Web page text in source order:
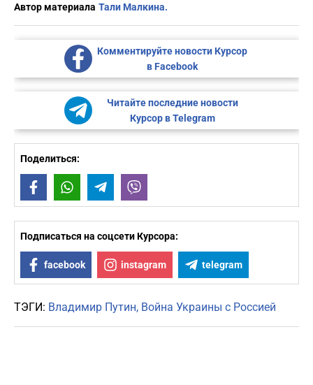
Автор материала Тали Малкина.
Комментируйте новости Курсор
в Facebook
Читайте последние новости
Курсор в Telegram
Поделиться:
FacebookWhatsAppTelegram
Подписаться на соцсети Курсора:
facebook instagram telegram
ТЭГИ: Владимир Путин Война Украины с Россией